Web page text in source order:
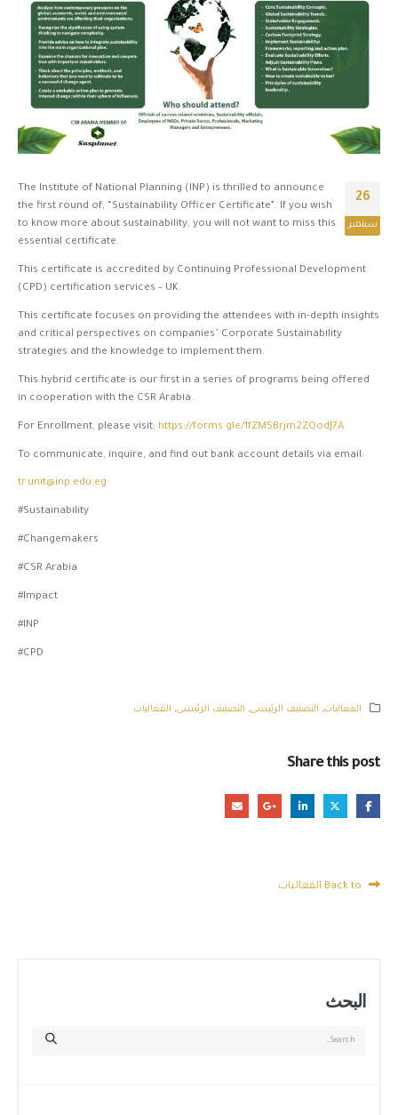
26
سبتمبر
The Institute of National Planning (INP) is thrilled to announce
the first round of, “Sustainability Officer Certificate”. If you wish
to know more about sustainability, you will not want to miss this
essential certificate.
This certificate is accredited by Continuing Professional Development
(CPD) certification services – UK.
This certificate focuses on providing the attendees with in-depth insights
and critical perspectives on companies’ Corporate Sustainability
strategies and the knowledge to implement them.
This hybrid certificate is our first in a series of programs being offered
in cooperation with the CSR Arabia.
For Enrollment, please visit: https://forms.gle/1fZMSBrjm2ZQodJ7A
To communicate, inquire, and find out bank account details via email:
tr.unit@inp.edu.eg
#Sustainability
#Changemakers
#CSR Arabia
#Impact
#INP
#CPD
الفعاليات, التصنيف الرئيسى, التصنيف الرئيسى, الفعاليات
Share this post
البحث